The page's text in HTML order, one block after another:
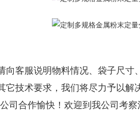
向客服说明物料情况、袋子尺
它技术要求，我们将尽力予以解
司合作愉快！欢迎到我公司考